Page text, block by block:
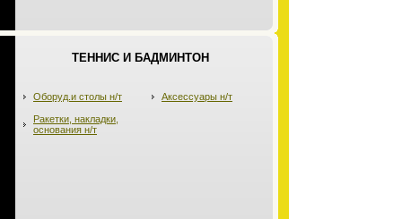
ТЕННИС И БАДМИНТОН
Оборуд.и столы н/т
Ракетки, накладки,
основания н/т
Аксессуары н/т